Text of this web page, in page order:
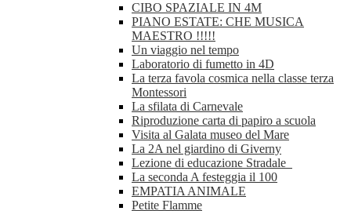
CIBO SPAZIALE IN 4M
PIANO ESTATE: CHE MUSICA
MAESTRO !!!!!
Un viaggio nel tempo
Laboratorio di fumetto in 4D
La terza favola cosmica nella classe terza
Montessori
La sfilata di Carnevale
Riproduzione carta di papiro a scuola
Visita al Galata museo del Mare
La 2A nel giardino di Giverny
Lezione di educazione Stradale
La seconda A festeggia il 100
EMPATIA ANIMALE
Petite Flamme